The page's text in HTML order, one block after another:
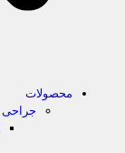
محصولات
جراحی